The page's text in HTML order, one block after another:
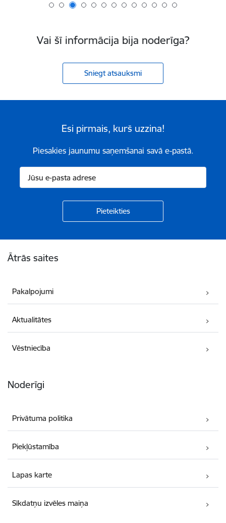
Vai šī informācija bija noderīga?
Sniegt atsauksmi
Esi pirmais, kurš uzzina!
Piesakies jaunumu saņemšanai savā e-pastā.
Ātrās saites
Pakalpojumi
Aktualitātes
Vēstniecība
Noderīgi
Privātuma politika
Piekļūstamība
Lapas karte
Sīkdatņu izvēles maiņa